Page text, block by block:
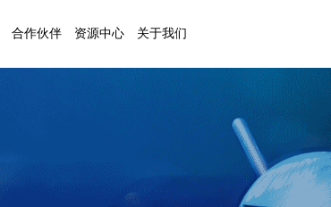
合作伙伴 资源中心 关于我们